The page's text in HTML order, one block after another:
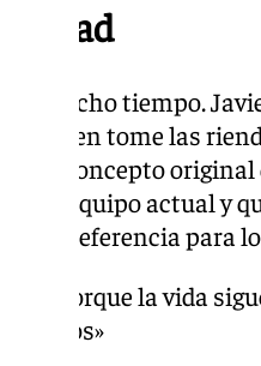
mucho tiempo.
quien tome las
ni el concepto
al equipo actual y
de referencia para
porque la vida